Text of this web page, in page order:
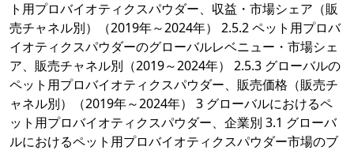
ト用プロバイオティクスパウダー、収益・市場シェア（販
売チャネル別）（2019年～2024年） 2.5.2 ペット用プロバ
イオティクスパウダーのグローバルレベニュー・市場シェ
ア、販売チャネル別（2019～2024年） 2.5.3 グローバルの
ペット用プロバイオティクスパウダー、販売価格（販売チ
ャネル別）（2019年～2024年） 3 グローバルにおけるペ
ット用プロバイオティクスパウダー、企業別 3.1 グローバ
ルにおけるペット用プロバイオティクスパウダー市場のブ